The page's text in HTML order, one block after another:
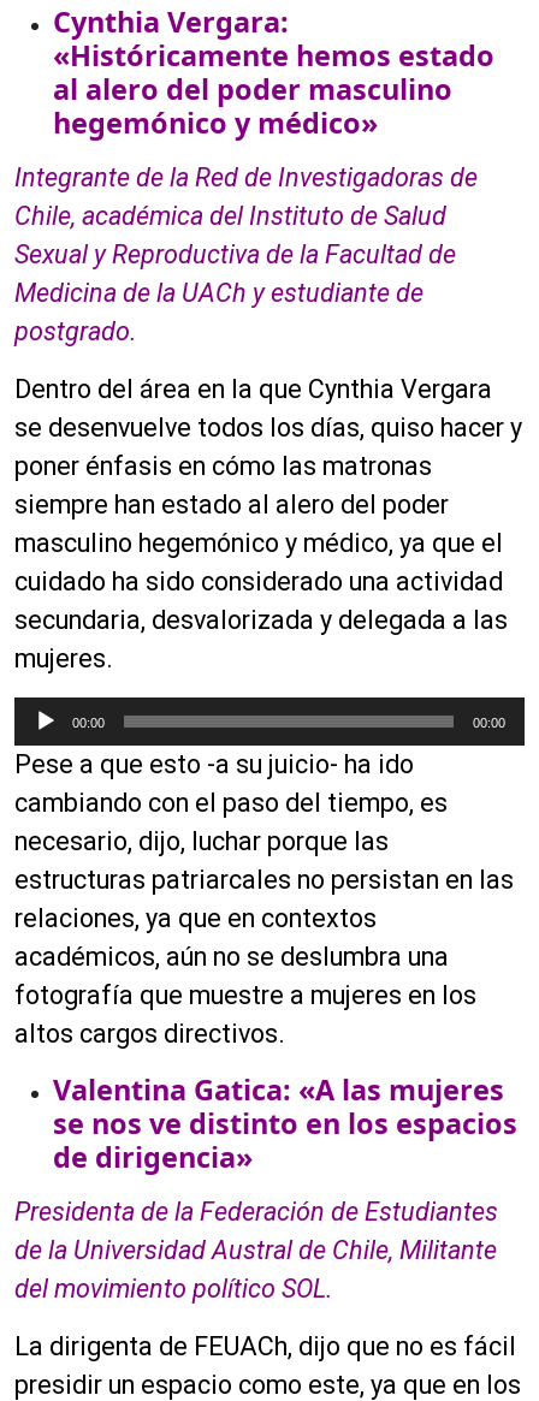
Cynthia Vergara:
«Históricamente hemos estado
al alero del poder masculino
hegemónico y médico»
Integrante de la Red de Investigadoras de
Chile, académica del Instituto de Salud
Sexual y Reproductiva de la Facultad de
Medicina de la UACh y estudiante de
postgrado.
Dentro del área en la que Cynthia Vergara
se desenvuelve todos los días, quiso hacer y
poner énfasis en cómo las matronas
siempre han estado al alero del poder
masculino hegemónico y médico, ya que el
cuidado ha sido considerado una actividad
secundaria, desvalorizada y delegada a las
mujeres.
e
p
r
d
u
c
o
r
d
o
00:00 00:00
Pese a que esto -a su juicio- ha ido
cambiando con el paso del tiempo, es
necesario, dijo, luchar porque las
estructuras patriarcales no persistan en las
relaciones, ya que en contextos
académicos, aún no se deslumbra una
fotografía que muestre a mujeres en los
altos cargos directivos.
Valentina Gatica: «A las mujeres
se nos ve distinto en los espacios
de dirigencia»
Presidenta de la Federación de Estudiantes
de la Universidad Austral de Chile, Militante
del movimiento político SOL.
La dirigenta de FEUACh, dijo que no es fácil
presidir un espacio como este, ya que en los